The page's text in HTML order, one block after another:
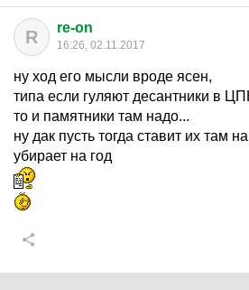
R re-on
16:26, 02.11.2017
ну ход его мысли вроде ясен,
типа если гуляют десантники в
то и памятники там надо...
ну дак пусть тогда ставит их там
убирает на год